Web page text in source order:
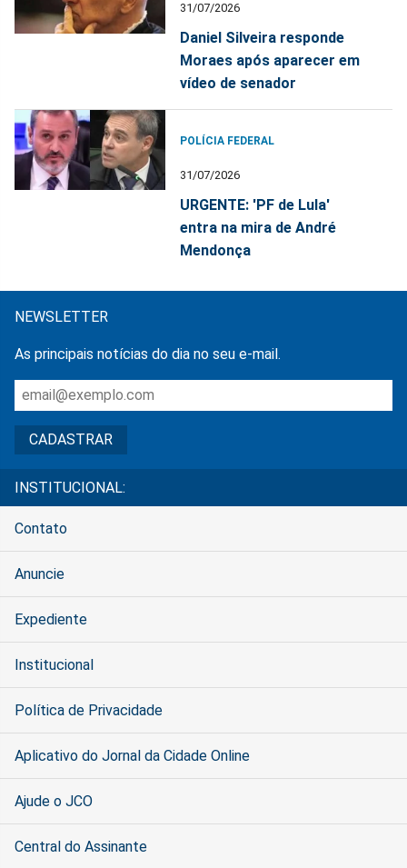
31/07/2026
Daniel Silveira responde
Moraes após aparecer em
vídeo de senador
POLÍCIA FEDERAL
31/07/2026
URGENTE: 'PF de Lula'
entra na mira de André
Mendonça
NEWSLETTER
As principais notícias do dia no seu e-mail.
INSTITUCIONAL:
Contato
Anuncie
Expediente
Institucional
Política de Privacidade
Aplicativo do Jornal da Cidade Online
Ajude o JCO
Central do Assinante